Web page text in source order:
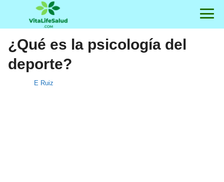
¿Qué es la psicología del
deporte?
E Ruiz